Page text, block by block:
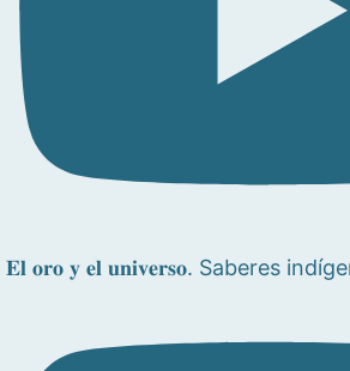
𝐄𝐥 𝐨𝐫𝐨 𝐲 𝐞𝐥 𝐮𝐧𝐢𝐯𝐞𝐫𝐬𝐨. Saberes